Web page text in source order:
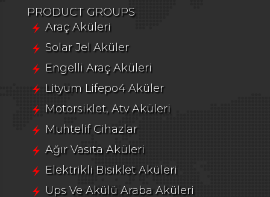
PRODUCT GROUPS
Araç Aküleri
Solar Jel Aküler
Engelli Araç Aküleri
Lityum Lifepo4 Aküler
Motorsiklet, Atv Aküleri
Muhtelif Cihazlar
Ağır Vasıta Aküleri
Elektrikli Bisiklet Aküleri
Ups Ve Akülü Araba Aküleri